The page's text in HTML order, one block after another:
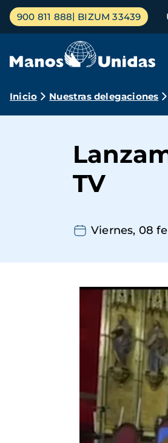
Pasar
contenido
Menú
principal
900 811 888 BIZUM 33439
Ruta
navegación
Inicio Nuestras delegaciones
TV
Viernes, 08